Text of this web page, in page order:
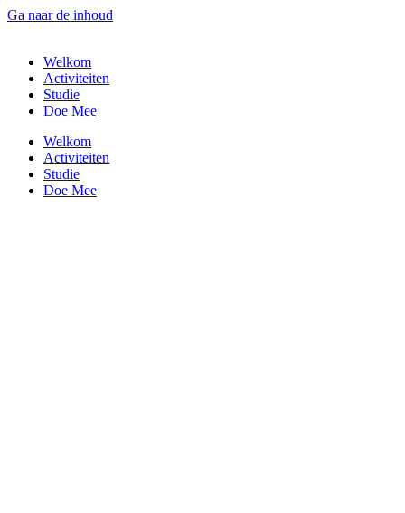
Ga naar de inhoud
Welkom
Activiteiten
Studie
Doe Mee
Welkom
Activiteiten
Studie
Doe Mee